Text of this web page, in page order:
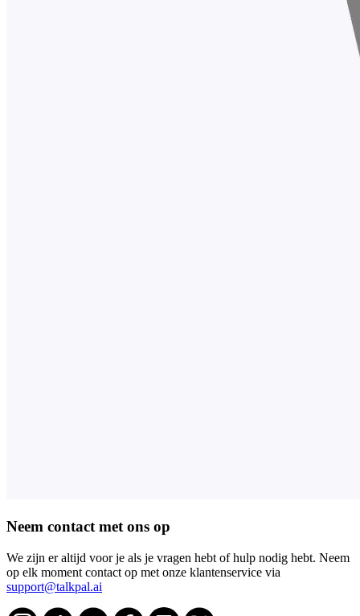
Neem contact met ons op
We zijn er altijd voor je als je vragen hebt of hulp nodig hebt. Neem
op elk moment contact op met onze klantenservice via
support@talkpal.ai